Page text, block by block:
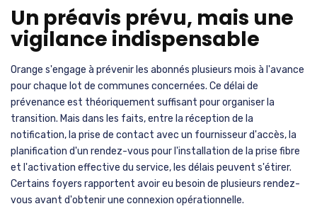
Un préavis prévu, mais une
vigilance indispensable
Orange s'engage à prévenir les abonnés plusieurs mois à l'avance
pour chaque lot de communes concernées. Ce délai de
prévenance est théoriquement suffisant pour organiser la
transition. Mais dans les faits, entre la réception de la
notification, la prise de contact avec un fournisseur d'accès, la
planification d'un rendez-vous pour l'installation de la prise fibre
et l'activation effective du service, les délais peuvent s'étirer.
Certains foyers rapportent avoir eu besoin de plusieurs rendez-
vous avant d'obtenir une connexion opérationnelle.